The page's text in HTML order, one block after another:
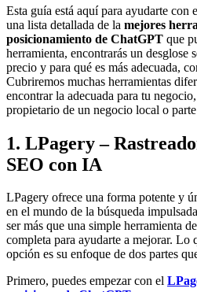
Esta guía está aquí para ayudarte con
una lista detallada de la mejores
posicionamiento de ChatGPT que
herramienta, encontrarás un desglose
precio y para qué es más adecuada,
Cubriremos muchas herramientas
encontrar la adecuada para tu
propietario de un negocio local o
1. LPagery –
SEO con IA
LPagery ofrece una forma potente y
en el mundo de la búsqueda
ser más que una simple herramienta
completa para ayudarte a mejorar. Lo
opción es su enfoque de dos partes
Primero, puedes empezar con el